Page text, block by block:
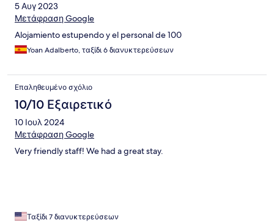
5 Αυγ 2023
Μετάφραση Google
Alojamiento estupendo y el personal de 100
Yoan Adalberto, ταξίδι 6 διανυκτερεύσεων
Επαληθευμένο σχόλιο
10/10 Εξαιρετικό
10 Ιουλ 2024
Μετάφραση Google
Very friendly staff! We had a great stay.
Ταξίδι 7 διανυκτερεύσεων